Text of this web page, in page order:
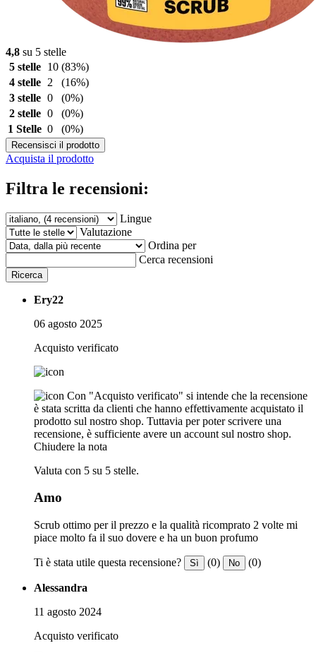
4,8 su 5 stelle
5 stelle
10 (83%)
4 stelle
2
(16%)
3 stelle 0
(0%)
2 stelle 0
(0%)
1 Stelle 0 (0%)
Recensisci il prodotto
Acquista il prodotto
Filtra le recensioni:
Lingue
Valutazione
Ordina per
Cerca recensioni
Ricerca
Ery22
06 agosto 2025
Acquisto verificato
Con "Acquisto verificato" si intende che la recensione
è stata scritta da clienti che hanno effettivamente acquistato il
prodotto sul nostro shop. Tuttavia per poter scrivere una
recensione, è sufficiente avere un account sul nostro shop.
Chiudere la nota
Valuta con 5 su 5 stelle.
Amo
Scrub ottimo per il prezzo e la qualità ricomprato 2 volte mi
piace molto fa il suo dovere e ha un buon profumo
Ti è stata utile questa recensione? Sì (0) No (0)
Alessandra
11 agosto 2024
Acquisto verificato